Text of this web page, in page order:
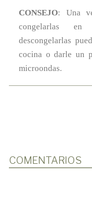
CONSEJO: Una
congelarlas en
descongelarlas
cocina o darle un
microondas.
COMENTARIOS